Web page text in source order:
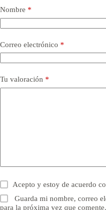
Nombre *
Correo electrónico *
Tu valoración *
Acepto y estoy de acuerdo
Guarda mi nombre, correo
para la próxima vez que comente.